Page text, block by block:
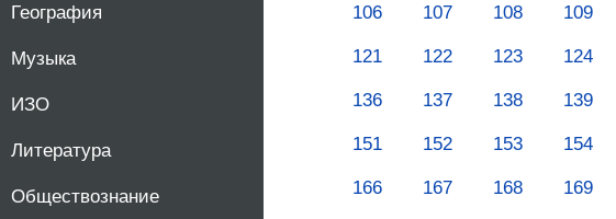
География
Музыка
ИЗО
Литература
Обществознание
106 107 108 109
121 122 123 124
136 137 138 139
151 152 153 154
166 167 168 169